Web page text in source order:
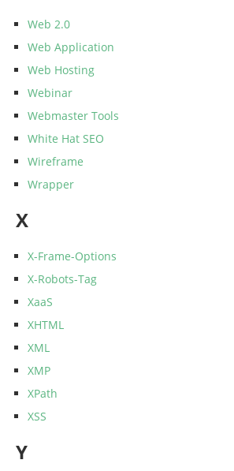
Web 2.0
Web Application
Web Hosting
Webinar
Webmaster Tools
White Hat SEO
Wireframe
Wrapper
X
X-Frame-Options
X-Robots-Tag
XaaS
XHTML
XML
XMP
XPath
XSS
Y